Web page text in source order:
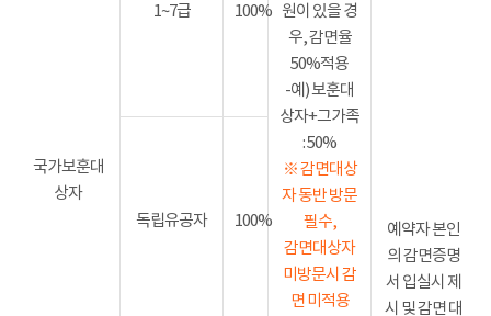
국가보훈대
상자
1~7급 100% 원이 있을 경
우, 감면율
50%적용
-예) 보훈대
상자+그가족
: 50%
※ 감면대상
자 동반 방문
필수,
감면대상자
미방문시 감
면 미적용
예약자 본인
의 감면증명
서 입실시 제
시 및 감면 대
독립유공자 100%